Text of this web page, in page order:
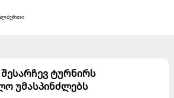
ტურნირს
უმასპინძლებს